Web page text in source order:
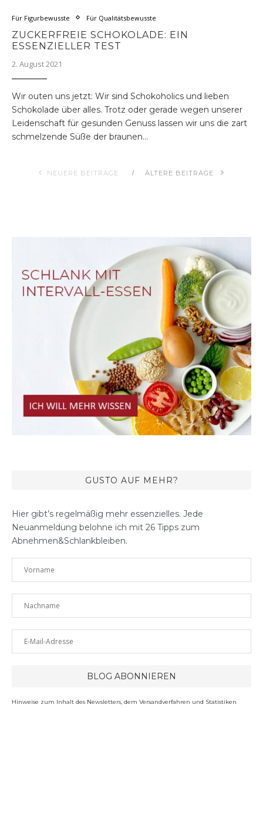
Für Figurbewusste Für Qualitätsbewusste
ZUCKERFREIE SCHOKOLADE: EIN
ESSENZIELLER TEST
2. August 2021
Wir outen uns jetzt: Wir sind Schokoholics und lieben
Schokolade über alles. Trotz oder gerade wegen unserer
Leidenschaft für gesunden Genuss lassen wir uns die zart
schmelzende Süße der braunen…
NEUERE BEITRÄGE ÄLTERE BEITRÄGE
GUSTO AUF MEHR?
Hier gibt’s regelmäßig mehr essenzielles. Jede
Neuanmeldung belohne ich mit 26 Tipps zum
Abnehmen&Schlankbleiben.
Hinweise zum Inhalt des Newsletters, dem Versandverfahren und Statistiken